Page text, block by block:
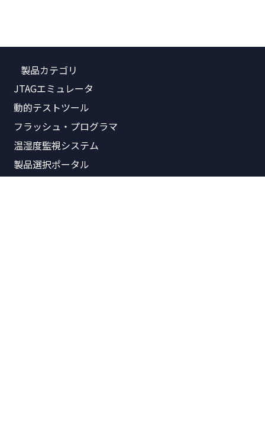
製品カテゴリ
JTAGエミュレータ
動的テストツール
フラッシュ・プログラマ
温湿度監視システム
製品選択ポータル